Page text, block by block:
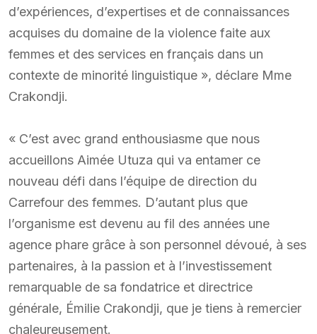
d’expériences, d’expertises et de connaissances
acquises du domaine de la violence faite aux
femmes et des services en français dans un
contexte de minorité linguistique », déclare Mme
Crakondji.
« C’est avec grand enthousiasme que nous
accueillons Aimée Utuza qui va entamer ce
nouveau défi dans l’équipe de direction du
Carrefour des femmes. D’autant plus que
l’organisme est devenu au fil des années une
agence phare grâce à son personnel dévoué, à ses
partenaires, à la passion et à l’investissement
remarquable de sa fondatrice et directrice
générale, Émilie Crakondji, que je tiens à remercier
chaleureusement.